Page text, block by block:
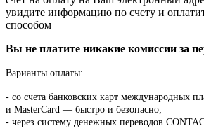
увидите информацию по счету и
способом
Вы не платите никакие комиссии за
Варианты оплаты:
- со счета банковских карт международных
и MasterCard — быстро и безопасно;
- через систему денежных переводов